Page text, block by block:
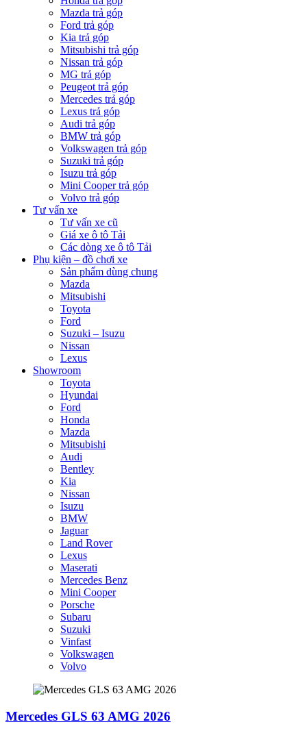
Mazda trả góp
Ford trả góp
Kia trả góp
Mitsubishi trả góp
Nissan trả góp
MG trả góp
Peugeot trả góp
Mercedes trả góp
Lexus trả góp
Audi trả góp
BMW trả góp
Volkswagen trả góp
Suzuki trả góp
Isuzu trả góp
Mini Cooper trả góp
Volvo trả góp
Tư vấn xe
Tư vấn xe cũ
Giá xe ô tô Tải
Các dòng xe ô tô Tải
Phụ kiện – đồ chơi xe
Sản phẩm dùng chung
Mazda
Mitsubishi
Toyota
Ford
Suzuki – Isuzu
Nissan
Lexus
Showroom
Toyota
Hyundai
Ford
Honda
Mazda
Mitsubishi
Audi
Bentley
Kia
Nissan
Isuzu
BMW
Jaguar
Land Rover
Lexus
Maserati
Mercedes Benz
Mini Cooper
Porsche
Subaru
Suzuki
Vinfast
Volkswagen
Volvo
Mercedes GLS 63 AMG 2026